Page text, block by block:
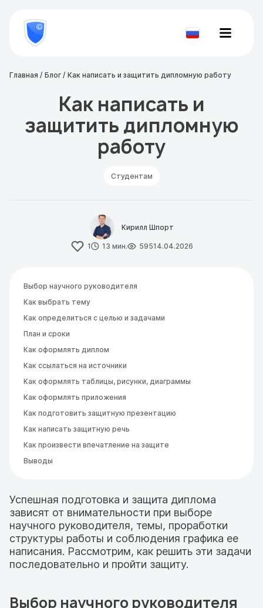
800
777-
81-Проверить
Главная Блог Как написать и защитить дипломную работу
Как написать и
защитить дипломную
работу
Студентам
Кирилл Шпорт
1 13 мин. 59514.04.2026
Успешная подготовка и защита диплома
зависят от внимательности при выборе
научного руководителя, темы, проработки
структуры работы и соблюдения графика ее
написания. Рассмотрим, как решить эти задачи
последовательно и пройти защиту.
Выбор научного руководителя
Выбор научного руководителя
Как выбрать тему
Как определиться с целью и задачами
План и сроки
Как оформлять диплом
Как ссылаться на источники
Как оформлять таблицы, рисунки, диаграммы
Как оформлять приложения
Как подготовить защитную презентацию
Как написать защитную речь
Как произвести впечатление на защите
Выводы